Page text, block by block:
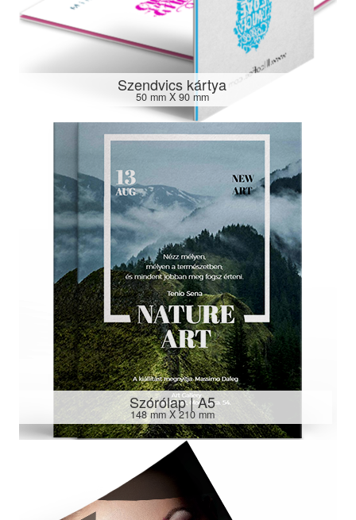
Szendvics kártya
50 mm X 90 mm
Szórólap | A5
148 mm X 210 mm